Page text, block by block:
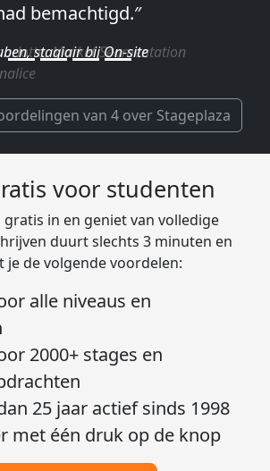
Market Segmentation
van 4 over Stageplaza
voor studenten
gratis in en geniet van volledige
duurt slechts 3 minuten en
je de volgende voordelen:
alle niveaus en
2000+ stages en
25 jaar actief sinds 1998
met één druk op de knop